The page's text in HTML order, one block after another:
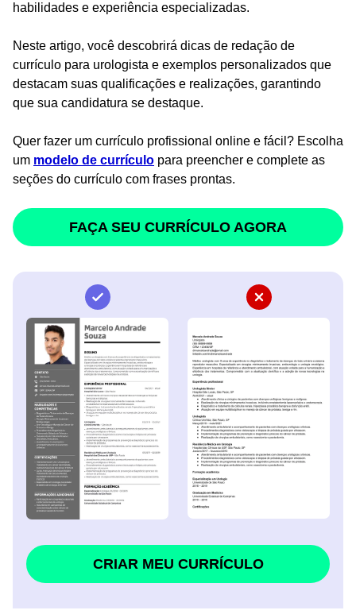
habilidades e experiência especializadas.
Neste artigo, você descobrirá dicas de redação de
currículo para urologista e exemplos personalizados que
destacam suas qualificações e realizações, garantindo
que sua candidatura se destaque.
Quer fazer um currículo profissional online e fácil? Escolha
um modelo de currículo para preencher e complete as
seções do currículo com frases prontas.
FAÇA SEU CURRÍCULO AGORA
CRIAR MEU CURRÍCULO